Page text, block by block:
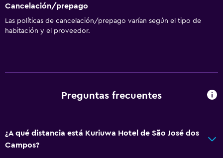
Cancelación/prepago
Las políticas de cancelación/prepago varían según el tipo de
habitación y el proveedor.
Preguntas frecuentes
¿A qué distancia está Kuriuwa Hotel de São José dos
Campos?